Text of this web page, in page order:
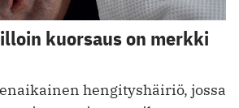
kuorsaus on merkki
hengityshäiriö, jossa